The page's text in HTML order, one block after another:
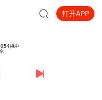
打开APP